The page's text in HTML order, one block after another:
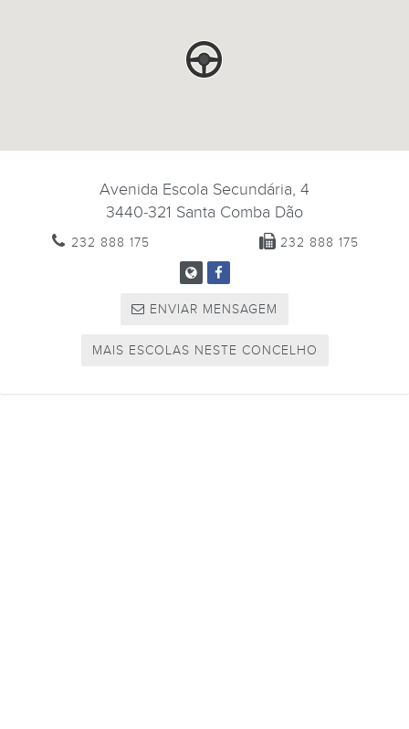
Avenida Escola Secundária, 4
3440-321 Santa Comba Dão
232 888 175 232 888 175
ENVIAR MENSAGEM
MAIS ESCOLAS NESTE CONCELHO